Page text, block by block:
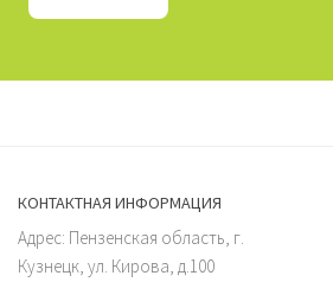
КОНТАКТНАЯ ИНФОРМАЦИЯ
Адрес: Пензенская область, г.
Кузнецк, ул. Кирова, д.100